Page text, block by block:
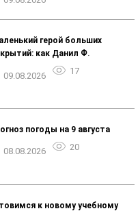
герой больших
как Данил Ф.
09.08.2026 17
погоды на 9 августа
08.08.2026 20
к новому учебному